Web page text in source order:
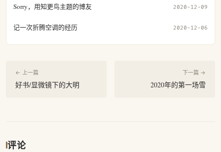
Sorry，用知更鸟主题的博友 2020-12-09
记一次折腾空调的经历 2020-12-06
← 上一篇
好书/显微镜下的大明
下一篇 →
2020年的第一场雪
评论